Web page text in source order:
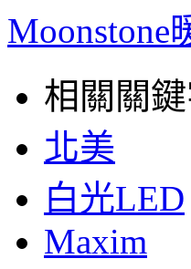
相關關
北美
白光LED
Maxim